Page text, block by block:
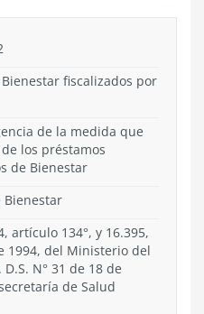
fiscalizados por
de la medida que
los préstamos
de Bienestar
Bienestar
artículo 134°, y 16.395,
1994, del Ministerio del
N° 31 de 18 de
de Salud